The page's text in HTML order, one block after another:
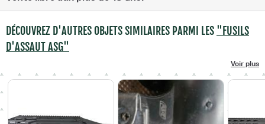
DÉCOUVREZ D'AUTRES OBJETS SIMILAIRES PARMI LES "FUSILS
D'ASSAUT ASG"
Voir plus